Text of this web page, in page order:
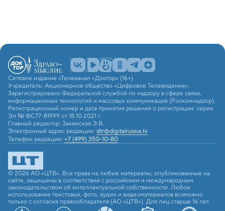
Сетевое издание «Телеканал «Доктор» (16+)
Учредитель: Акционерное общество «Цифровое Телевидение».
Зарегистрировано Федеральной службой по надзору в сфере связи,
информационных технологий и массовых коммуникаций (Роскомнадзор).
Регистрационный номер и дата принятия решения о регистрации: серия
Эл № ФС77-81999 от 18.10.2021 г.
Главный редактор: Закамская Э.В.
Электронный адрес редакции: dtr@digitalrussia.tv
Телефон редакции: +7 (499) 350-10-80
© 2026 АО «ЦТВ». Все права на любые материалы, опубликованные на
сайте, защищены в соответствии с российским и международным
законодательством об интеллектуальной собственности. Любое
использование текстовых, фото, аудио и видеоматериалов возможно
только с согласия правообладателя (АО «ЦТВ»). Для лиц старше 16 лет.